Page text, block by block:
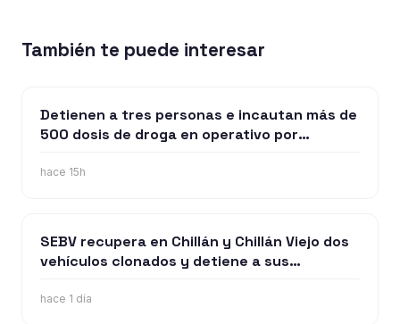
También te puede interesar
Detienen a tres personas e incautan más de
500 dosis de droga en operativo por
hace 15h
SEBV recupera en Chillán y Chillán Viejo dos
vehículos clonados y detiene a sus
hace 1 día